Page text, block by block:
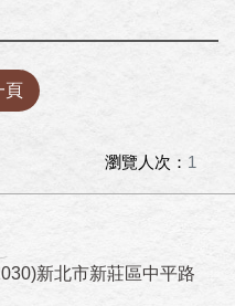
頁
瀏覽人次： 1
新北市新莊區中平路